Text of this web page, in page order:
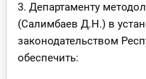
3. Департаменту
(Салимбаев Д.Н.) в
законодательством
обеспечить: